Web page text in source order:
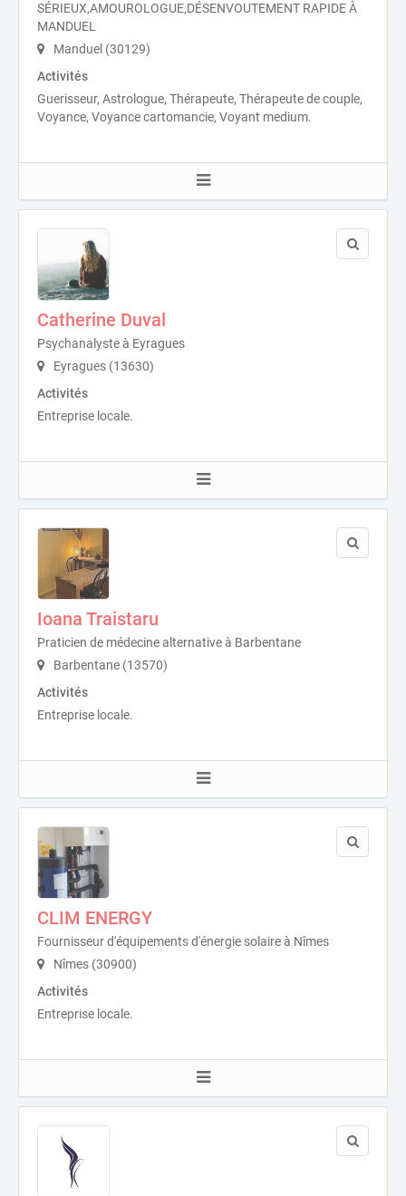
SÉRIEUX,AMOUROLOGUE,DÉSENVOUTEMENT RAPIDE À
MANDUEL
Manduel (30129)
Activités
Guerisseur, Astrologue, Thérapeute, Thérapeute de couple,
Voyance, Voyance cartomancie, Voyant medium.
Catherine Duval
Psychanalyste à Eyragues
Eyragues (13630)
Activités
Entreprise locale.
Ioana Traistaru
Praticien de médecine alternative à Barbentane
Barbentane (13570)
Activités
Entreprise locale.
CLIM ENERGY
Fournisseur d'équipements d'énergie solaire à Nîmes
Nîmes (30900)
Activités
Entreprise locale.